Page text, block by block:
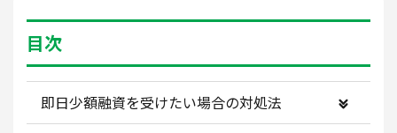
目次
即日少額融資を受けたい場合の対処法